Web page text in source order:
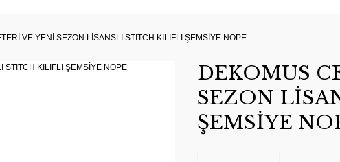
VE YENİ SEZON LİSANSLI STITCH KILIFLI ŞEMSİYE NOPE
DEKOMUS
SEZON
ŞEMSİYE